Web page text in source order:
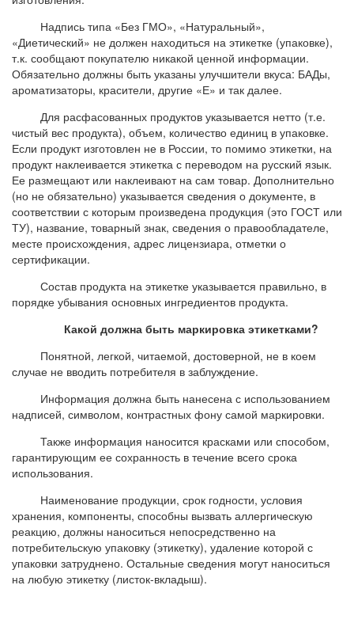
Надпись типа «Без ГМО», «Натуральный»,
«Диетический» не должен находиться на этикетке (упаковке),
т.к. сообщают покупателю никакой ценной информации.
Обязательно должны быть указаны улучшители вкуса: БАДы,
ароматизаторы, красители, другие «Е» и так далее.
Для расфасованных продуктов указывается нетто (т.е.
чистый вес продукта), объем, количество единиц в упаковке.
Если продукт изготовлен не в России, то помимо этикетки, на
продукт наклеивается этикетка с переводом на русский язык.
Ее размещают или наклеивают на сам товар. Дополнительно
(но не обязательно) указывается сведения о документе, в
соответствии с которым произведена продукция (это ГОСТ или
ТУ), название, товарный знак, сведения о правообладателе,
месте происхождения, адрес лицензиара, отметки о
сертификации.
Состав продукта на этикетке указывается правильно, в
порядке убывания основных ингредиентов продукта.
Какой должна быть маркировка этикетками?
Понятной, легкой, читаемой, достоверной, не в коем
случае не вводить потребителя в заблуждение.
Информация должна быть нанесена с использованием
надписей, символом, контрастных фону самой маркировки.
Также информация наносится красками или способом,
гарантирующим ее сохранность в течение всего срока
использования.
Наименование продукции, срок годности, условия
хранения, компоненты, способны вызвать аллергическую
реакцию, должны наноситься непосредственно на
потребительскую упаковку (этикетку), удаление которой с
упаковки затруднено. Остальные сведения могут наноситься
на любую этикетку (листок-вкладыш).